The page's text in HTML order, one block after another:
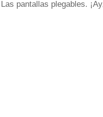
pantallas plegables.